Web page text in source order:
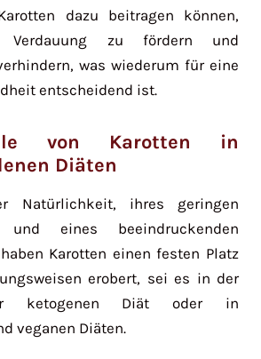
dazu beitragen können,
Verdauung zu fördern und
was wiederum für eine
entscheidend ist.
von Karotten in
Diäten
Natürlichkeit, ihres geringen
und eines beeindruckenden
Karotten einen festen Platz
erobert, sei es in der
ketogenen Diät oder in
veganen Diäten.